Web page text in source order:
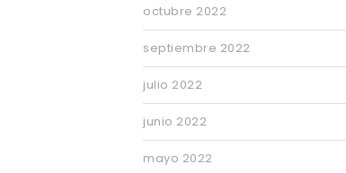
octubre 2022
septiembre 2022
julio 2022
junio 2022
mayo 2022